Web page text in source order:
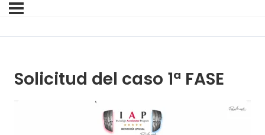
Solicitud del caso 1ª FASE